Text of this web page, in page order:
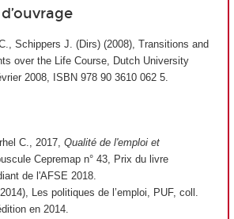
Schippers J. (Dirs) (2008), Transitions and
over the Life Course, Dutch University
2008, ISBN 978 90 3610 062 5.
C., 2017, Qualité de l'emploi et
Cepremap n° 43, Prix du livre
de l'AFSE 2018.
Les politiques de l’emploi, PUF, coll.
en 2014.